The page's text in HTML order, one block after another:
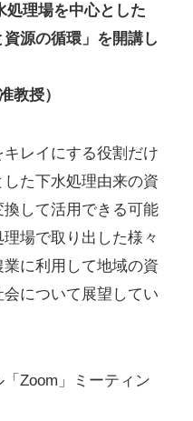
処理場を中心とした
源の循環」を開講し
教授）
レイにする役割だけ
た下水処理由来の資
して活用できる可能
場で取り出した様々
に利用して地域の資
について展望してい
Zoom」ミーティン